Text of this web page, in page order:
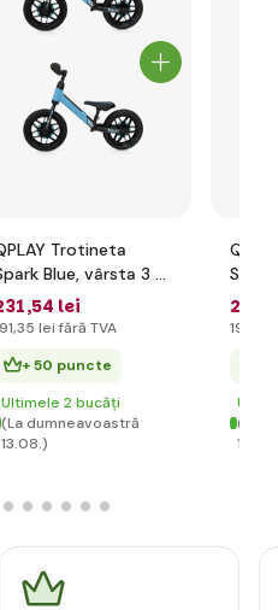
Trotineta
Blue, vârsta 3 -
ani, până la 30 kg
,54 lei
,35 lei fără TVA
+ 50 puncte
Ultimele 2 bucăți
(La dumneavoastră
13.08.)
6
231
191
(La